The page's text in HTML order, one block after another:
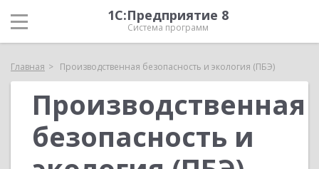
1С:Предприятие 8
Система программ
Главная Производственная безопасность и экология (ПБЭ)
Производственная
безопасность и